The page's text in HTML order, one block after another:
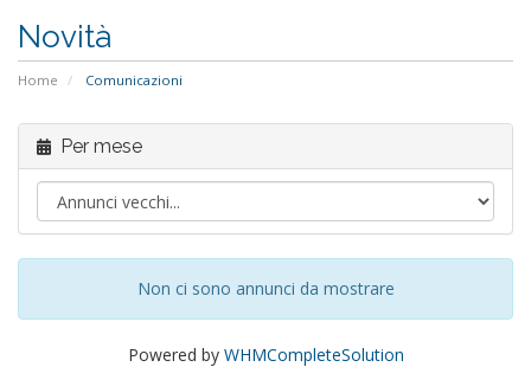
Novità
Home Comunicazioni
Per mese
Non ci sono annunci da mostrare
Powered by WHMCompleteSolution